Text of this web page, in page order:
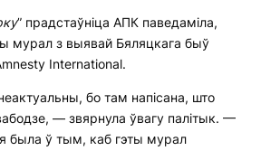
” прадстаўніца АПК паведаміла,
мурал з выявай Бяляцкага быў
International.
бо там напісана, што
— звярнула ўвагу палітык. —
была ў тым, каб гэты мурал